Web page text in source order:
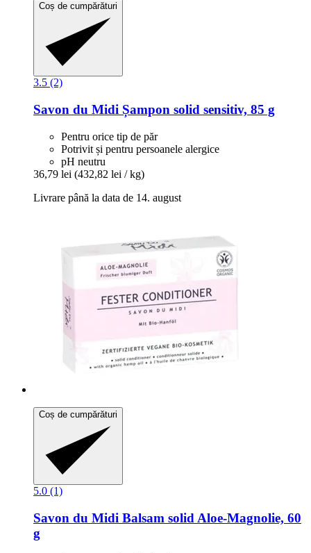
Coș de cumpărături
3.5 (2)
Savon du Midi Șampon solid sensitiv, 85 g
Pentru orice tip de păr
Potrivit și pentru persoanele alergice
pH neutru
36,79 lei (432,82 lei / kg)
Livrare până la data de 14. august
Coș de cumpărături
5.0 (1)
Savon du Midi Balsam solid Aloe-​Magnolie, 60
g